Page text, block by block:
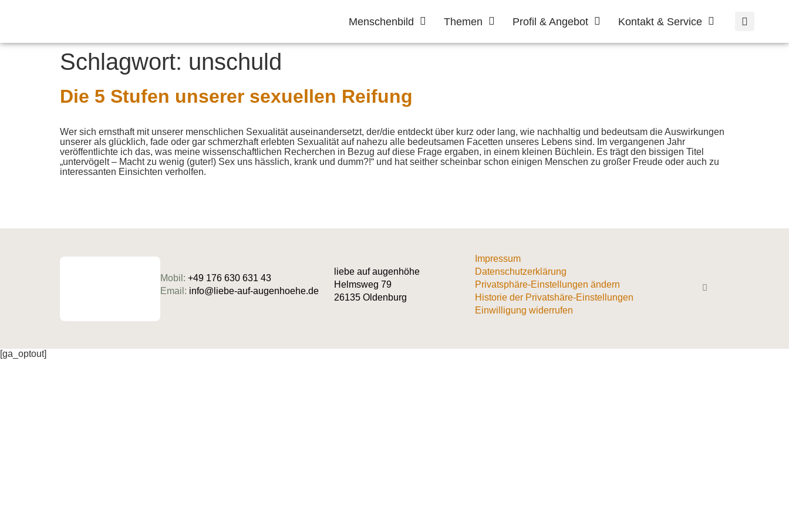
Menschenbild Themen Profil & Angebot Kontakt & Service
Schlagwort: unschuld
Die 5 Stufen unserer sexuellen Reifung
Wer sich ernsthaft mit unserer menschlichen Sexualität auseinandersetzt, der/die entdeckt über kurz oder lang, wie nachhaltig und bedeutsam die Auswirkungen
unserer als glücklich, fade oder gar schmerzhaft erlebten Sexualität auf nahezu alle bedeutsamen Facetten unseres Lebens sind. Im vergangenen Jahr
veröffentlichte ich das, was meine wissenschaftlichen Recherchen in Bezug auf diese Frage ergaben, in einem kleinen Büchlein. Es trägt den bissigen Titel
„untervögelt – Macht zu wenig (guter!) Sex uns hässlich, krank und dumm?!“ und hat seither scheinbar schon einigen Menschen zu großer Freude oder auch zu
interessanten Einsichten verholfen.
Mobil: +49 176 630 631 43
Email: info@liebe-auf-augenhoehe.de
liebe auf augenhöhe
Helmsweg 79
26135 Oldenburg
Impressum
Datenschutzerklärung
Privatsphäre-Einstellungen ändern
Historie der Privatshäre-Einstellungen
Einwilligung widerrufen
[ga_optout]